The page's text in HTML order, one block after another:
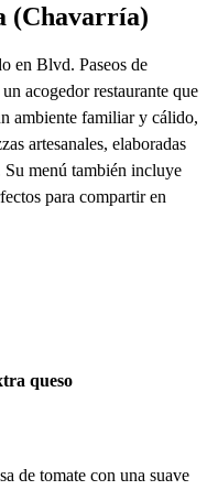
(Chavarría)
en Blvd. Paseos de
acogedor restaurante que
ambiente familiar y cálido,
artesanales, elaboradas
Su menú también incluye
para compartir en
queso
de tomate con una suave